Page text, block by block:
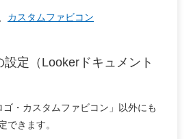
カスタムファビコン
定（Lookerドキュメント
・カスタムファビコン」以外にも
できます。